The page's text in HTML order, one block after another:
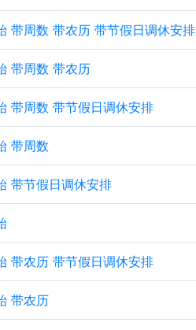
带周数 带农历 带节假日调休安排
带周数 带农历
带周数 带节假日调休安排
带周数
带节假日调休安排
带农历 带节假日调休安排
带农历